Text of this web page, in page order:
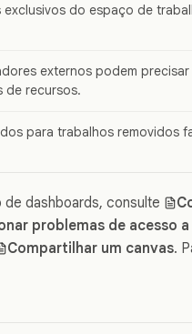
exclusivos do espaço de
externos podem
de recursos.
para trabalhos removidos
de dashboards, consulte
problemas de acesso
Compartilhar um canvas.